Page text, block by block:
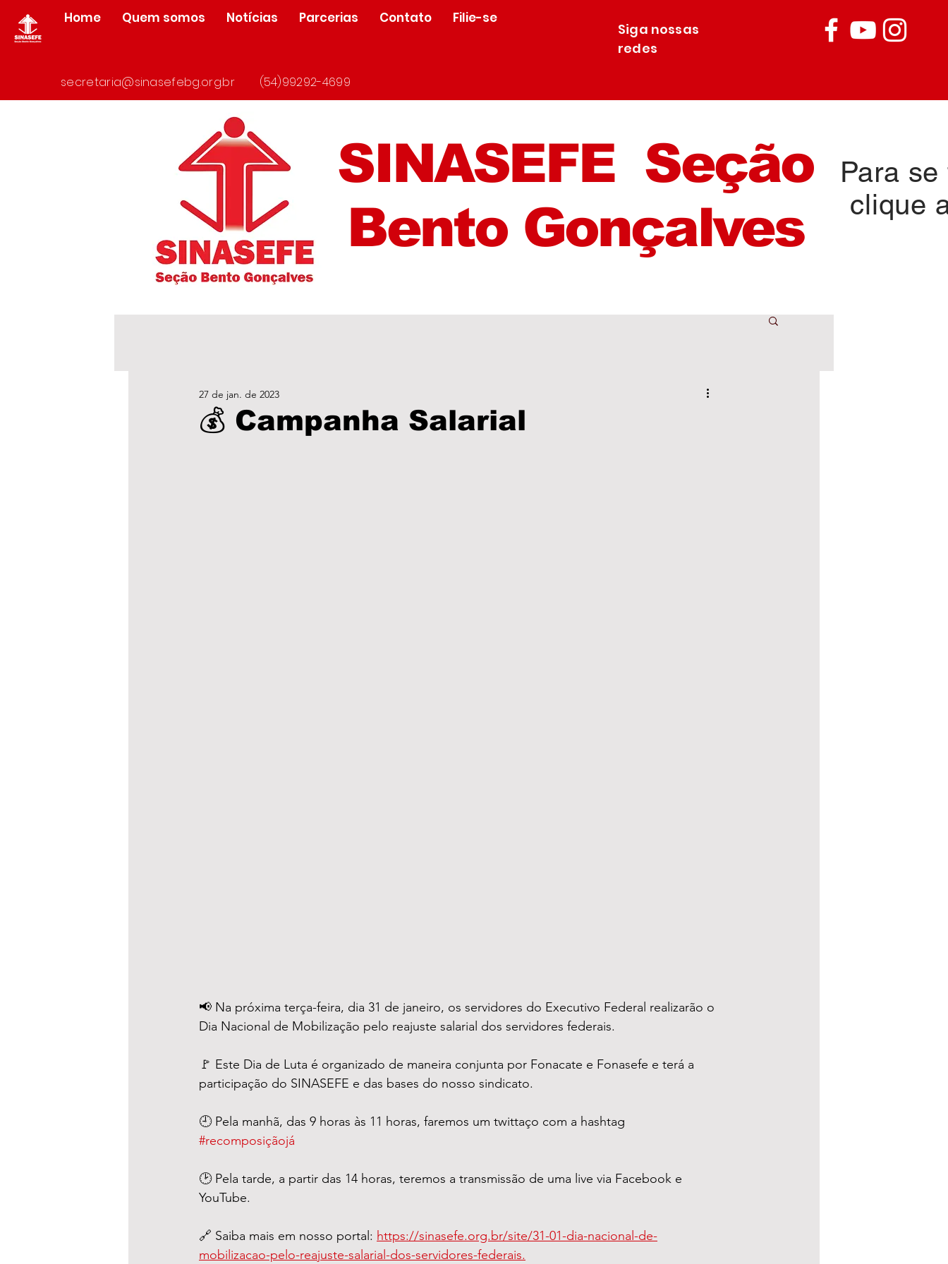
Home Quem somos Notícias Parcerias Contato Filie-se
Siga nossas
redes
secretaria@sinasefebg.org.br(54)99292-4699
SINASEFE Seção
Bento Gonçalves
Para
clique
💰 Campanha Salarial
27 de jan. de 2023
📢 Na próxima terça-feira, dia 31 de janeiro, os servidores do Executivo Federal realizarão o
Dia Nacional de Mobilização pelo reajuste salarial dos servidores federais.
🚩 Este Dia de Luta é organizado de maneira conjunta por Fonacate e Fonasefe e terá a
participação do SINASEFE e das bases do nosso sindicato.
🕘 Pela manhã, das 9 horas às 11 horas, faremos um twittaço com a hashtag
#recomposiçãojá
🕑 Pela tarde, a partir das 14 horas, teremos a transmissão de uma live via Facebook e
YouTube.
🔗 Saiba mais em nosso portal: https://sinasefe.org.br/site/31-01-dia-nacional-de-
mobilizacao-pelo-reajuste-salarial-dos-servidores-federais.